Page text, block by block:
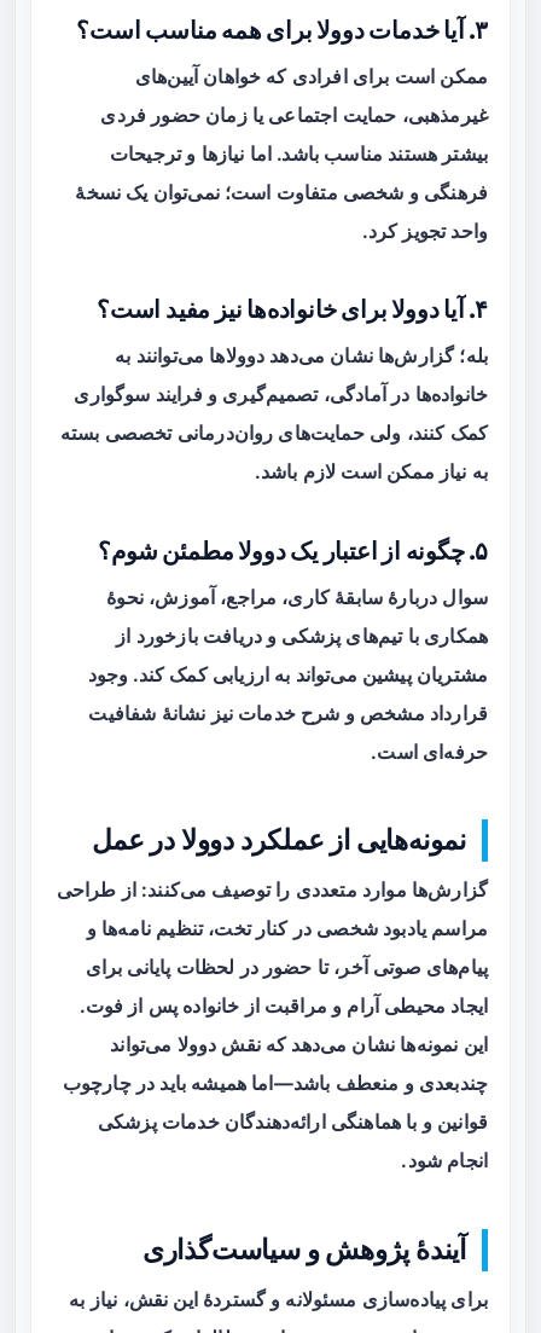
۳. آیا خدمات دوولا برای همه مناسب است؟
ممکن است برای افرادی که خواهان آیین‌های
غیرمذهبی، حمایت اجتماعی یا زمان حضور فردی
بیشتر هستند مناسب باشد. اما نیازها و ترجیحات
فرهنگی و شخصی متفاوت است؛ نمی‌توان یک نسخهٔ
واحد تجویز کرد.
۴. آیا دوولا برای خانواده‌ها نیز مفید است؟
بله؛ گزارش‌ها نشان می‌دهد دوولاها می‌توانند به
خانواده‌ها در آمادگی، تصمیم‌گیری و فرایند سوگواری
کمک کنند، ولی حمایت‌های روان‌درمانی تخصصی بسته
به نیاز ممکن است لازم باشد.
۵. چگونه از اعتبار یک دوولا مطمئن شوم؟
سوال دربارهٔ سابقهٔ کاری، مراجع، آموزش، نحوهٔ
همکاری با تیم‌های پزشکی و دریافت بازخورد از
مشتریان پیشین می‌تواند به ارزیابی کمک کند. وجود
قرارداد مشخص و شرح خدمات نیز نشانهٔ شفافیت
حرفه‌ای است.
نمونه‌هایی از عملکرد دوولا در عمل
گزارش‌ها موارد متعددی را توصیف می‌کنند: از طراحی
مراسم یادبود شخصی در کنار تخت، تنظیم نامه‌ها و
پیام‌های صوتی آخر، تا حضور در لحظات پایانی برای
ایجاد محیطی آرام و مراقبت از خانواده پس از فوت.
این نمونه‌ها نشان می‌دهد که نقش دوولا می‌تواند
چندبعدی و منعطف باشد—اما همیشه باید در چارچوب
قوانین و با هماهنگی ارائه‌دهندگان خدمات پزشکی
انجام شود.
آیندهٔ پژوهش و سیاست‌گذاری
برای پیاده‌سازی مسئولانه و گستردهٔ این نقش، نیاز به